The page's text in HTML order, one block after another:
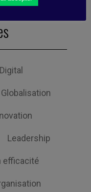
Digital
Globalisation
Leadership
efficacité